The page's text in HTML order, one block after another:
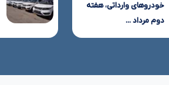
خودروهای وارداتی، هفته
دوم مرداد ...